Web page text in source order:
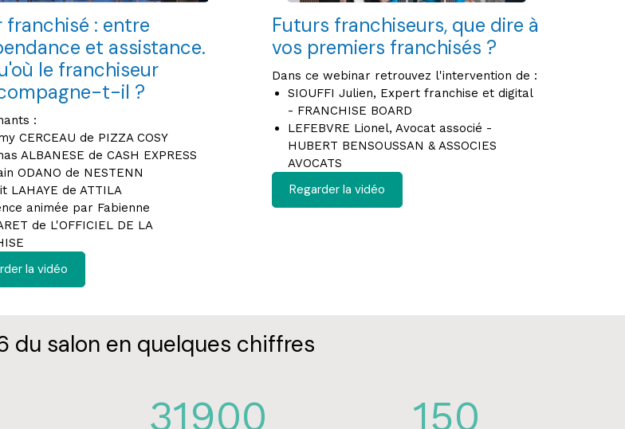
franchisé : entre
et assistance.
le franchiseur
t-il ?
:
CERCEAU de PIZZA COSY
ALBANESE de CASH EXPRESS
ODANO de NESTENN
LAHAYE de ATTILA
animée par Fabienne
de L'OFFICIEL DE LA
la vidéo
Futurs franchiseurs, que dire à
vos premiers franchisés ?
Dans ce webinar retrouvez l'intervention de :
SIOUFFI Julien, Expert franchise et digital
- FRANCHISE BOARD
LEFEBVRE Lionel, Avocat associé -
HUBERT BENSOUSSAN & ASSOCIES
AVOCATS
Regarder la vidéo
du salon en quelques chiffres
31900 150